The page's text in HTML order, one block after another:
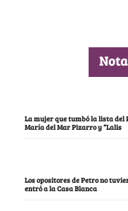
La mujer que tumbó la lista del
María del Mar Pizarro y “Lalis
Los opositores de Petro no
entró a la Casa Blanca